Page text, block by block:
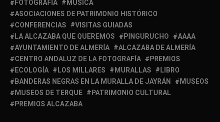
FOTOGRAFÍA
MUSICA
ASOCIACIONES DE PATRIMONIO HISTÓRICO
CONFERENCIAS
VISITAS GUIADAS
LA ALCAZABA QUE QUEREMOS
PINGURUCHO
AAAA
AYUNTAMIENTO DE ALMERÍA
ALCAZABA DE ALMERÍA
CENTRO ANDALUZ DE LA FOTOGRAFÍA
PREMIOS
ECOLOGÍA
LOS MILLARES MURALLAS
LIBRO
BANDERAS NEGRAS EN LA MURALLA DE JAYRÁN
MUSEOS
MUSEOS DE TERQUE
PATRIMONIO CULTURAL
PREMIOS ALCAZABA